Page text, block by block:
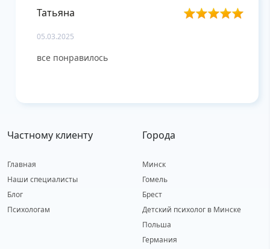
Татьяна
05.03.2025
все понравилось
Частному клиенту
Главная
Наши специалисты
Блог
Психологам
Города
Минск
Гомель
Брест
Детский психолог в Минске
Польша
Германия